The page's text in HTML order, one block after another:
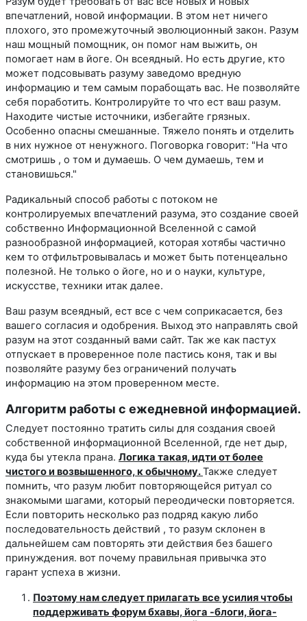
впечатлений, новой информации. В этом нет ничего
плохого, это промежуточный эволюционный закон. Разум
наш мощный помощник, он помог нам выжить, он
помогает нам в йоге. Он всеядный. Но есть другие, кто
может подсовывать разуму заведомо вредную
информацию и тем самым порабощать вас. Не позволяйте
себя поработить. Контролируйте то что ест ваш разум.
Находите чистые источники, избегайте грязных.
Особенно опасны смешанные. Тяжело понять и отделить
в них нужное от ненужного. Поговорка говорит: "На что
смотришь , о том и думаешь. О чем думаешь, тем и
становишься."
Радикальный способ работы с потоком не
контролируемых впечатлений разума, это создание своей
собственно Информационной Вселенной с самой
разнообразной информацией, которая хотябы частично
кем то отфильтровывалась и может быть потенцеально
полезной. Не только о йоге, но и о науки, культуре,
искусстве, техники итак далее.
Ваш разум всеядный, ест все с чем соприкасается, без
вашего согласия и одобрения. Выход это направлять свой
разум на этот созданный вами сайт. Так же как пастух
отпускает в проверенное поле пастись коня, так и вы
позволяйте разуму без ограничений получать
информацию на этом проверенном месте.
Алгоритм работы с ежедневной информацией.
Следует постоянно тратить силы для создания своей
собственной информационной Вселенной, где нет дыр,
куда бы утекла прана. Логика такая, идти от более
чистого и возвышенного, к обычному.Также следует
помнить, что разум любит повторяющейся ритуал со
знакомыми шагами, который переодически повторяется.
Если повторить несколько раз подряд какую либо
последовательность действий , то разум склонен в
дальнейшем сам повторять эти действия без башего
принуждения. вот почему правильная привычка это
гарант успеха в жизни.
Поэтому нам следует прилагать все усилия чтобы
поддерживать форум бхавы, йога -блоги, йога-